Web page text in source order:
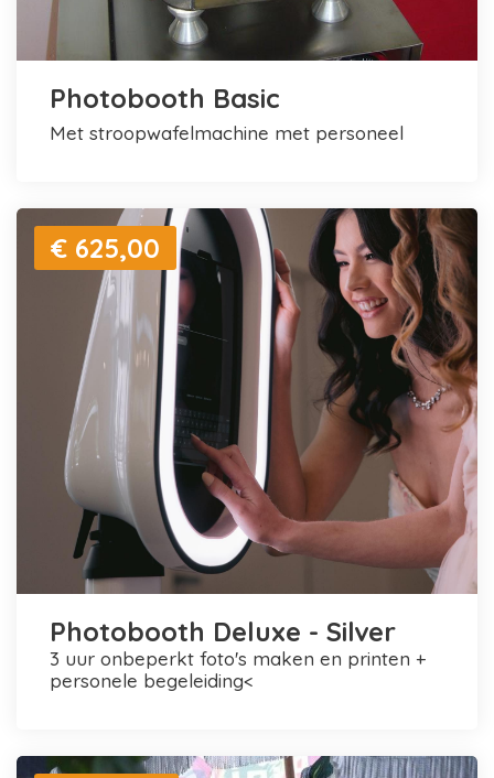
Photobooth Basic
met stroopwafelmachine met personeel
€ 625,00
Photobooth Deluxe - Silver
3 uur onbeperkt foto's maken en printen +
personele begeleiding<